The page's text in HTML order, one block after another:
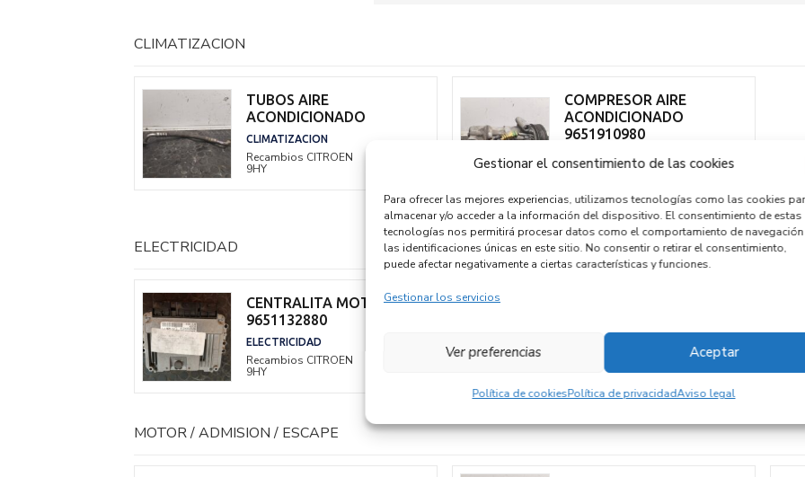
Gestionar el consentimiento de las cookies
Para ofrecer las mejores experiencias, utilizamos tecnologías como las cookies
almacenar y/o acceder a la información del dispositivo. El consentimiento de estas
tecnologías nos permitirá procesar datos como el comportamiento de
las identificaciones únicas en este sitio. No consentir o retirar el consentimiento,
puede afectar negativamente a ciertas características y funciones.
Gestionar los servicios
Aceptar
Ver preferencias
Política de cookiesPolítica de privacidadAviso legal
CLIMATIZACION
TUBOS AIRE
ACONDICIONADO
CLIMATIZACION
Recambios CITROEN
9HY
COMPRESOR AIRE
ACONDICIONADO
9651910980
CLIMATIZACION
ELECTRICIDAD
CENTRALITA MOTOR UCE
9651132880
ELECTRICIDAD
Recambios CITROEN
9HY
MOTOR / ADMISION / ESCAPE